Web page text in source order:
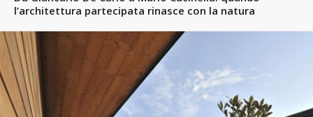
l’architettura partecipata rinasce con la natura